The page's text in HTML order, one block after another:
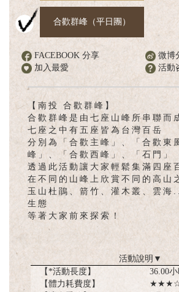
English 合歡群峰（平日團）
FACEBOOK 分享
微博
加入最愛
活動
【南投 合歡群峰】
合歡群峰是由七座山峰所串聯而
七座之中有五座皆為台灣百岳
分別為「合歡主峰」、「合歡東
峰」、「合歡西峰」、「石門」
透過此活動讓大家輕鬆集滿四座
在不同的山峰上欣賞不同的高山
玉山杜鵑、箭竹、灌木叢、雲
生態
等著大家前來探索！
活動說明 ▼
【*活動長度】
36.00
【體力耗費度】